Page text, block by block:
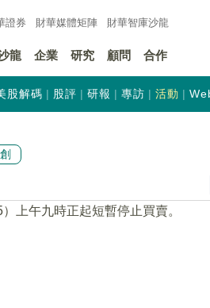
證券 財華媒體矩陣 財華智庫沙龍
龍 企業 研究 顧問 合作
股解碼 股評 研報 專訪 活動
上午九時正起短暫停止買賣。